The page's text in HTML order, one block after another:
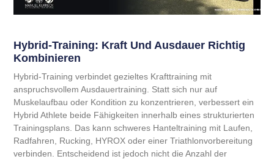
Hybrid-Training: Kraft Und Ausdauer Richtig
Kombinieren
Hybrid-Training verbindet gezieltes Krafttraining mit
anspruchsvollem Ausdauertraining. Statt sich nur auf
Muskelaufbau oder Kondition zu konzentrieren, verbessert ein
Hybrid Athlete beide Fähigkeiten innerhalb eines strukturierten
Trainingsplans. Das kann schweres Hanteltraining mit Laufen,
Radfahren, Rucking, HYROX oder einer Triathlonvorbereitung
verbinden. Entscheidend ist jedoch nicht die Anzahl der